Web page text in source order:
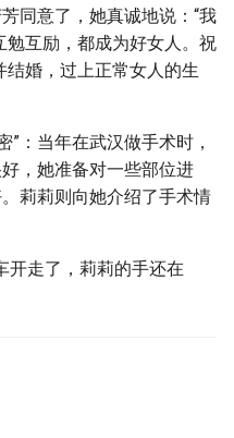
同意了，她真诚地说：“我
互励，都成为好女人。祝
婚，过上正常女人的生
”：当年在武汉做手术时，
，她准备对一些部位进
莉莉则向她介绍了手术情
开走了，莉莉的手还在